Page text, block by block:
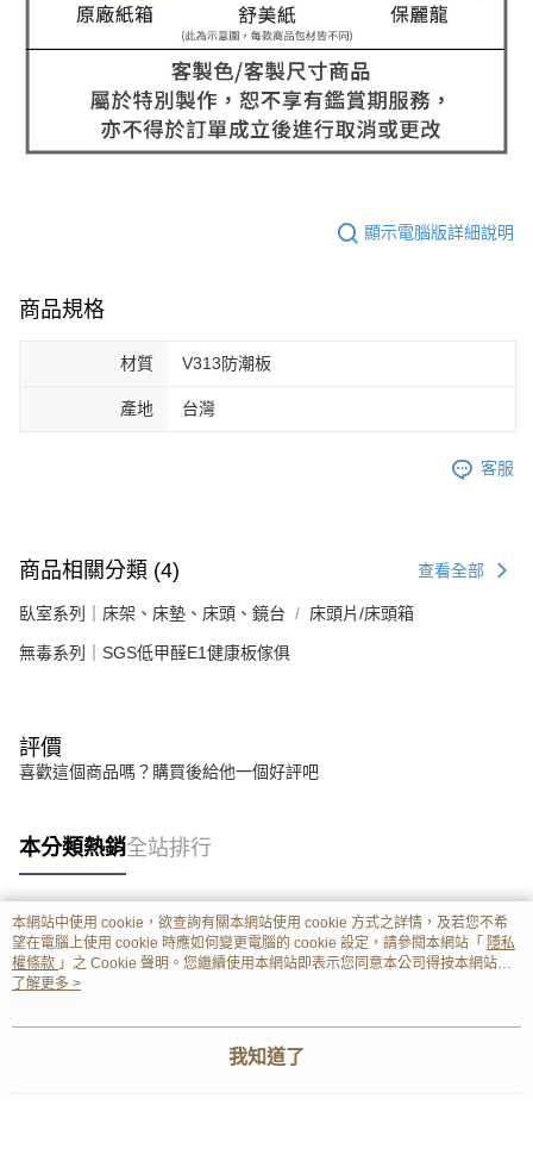
顯示電腦版詳細說明
商品規格
材質 V313防潮板
產地 台灣
客服
商品相關分類 (4) 查看全部
臥室系列｜床架、床墊、床頭、鏡台 床頭片/床頭箱
無毒系列｜SGS低甲醛E1健康板傢俱
評價
喜歡這個商品嗎？購買後給他一個好評吧
本分類熱銷全站排行
熱門標籤
本網站中使用 cookie，欲查詢有關本網站使用 cookie 方式之詳情，及若您不希
望在電腦上使用 cookie 時應如何變更電腦的 cookie 設定，請參閱本網站「 隱私
權條款 」之 Cookie 聲明。您繼續使用本網站即表示您同意本公司得按本網站使
用條款之 Cookie 聲明使用 cookie。
了解更多 >
我知道了